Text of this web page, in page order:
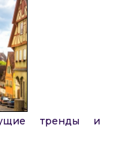
тренды и